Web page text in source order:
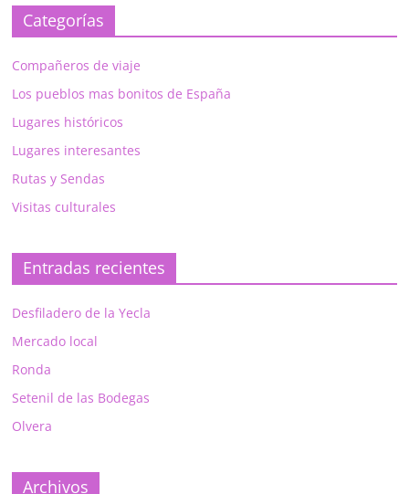
Categorías
Compañeros de viaje
Los pueblos mas bonitos de España
Lugares históricos
Lugares interesantes
Rutas y Sendas
Visitas culturales
Entradas recientes
Desfiladero de la Yecla
Mercado local
Ronda
Setenil de las Bodegas
Olvera
Archivos